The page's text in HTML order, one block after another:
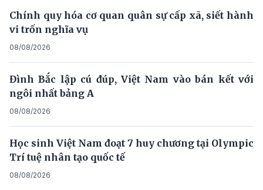
Chính quy hóa cơ quan quân sự cấp xã, siết hành
vi trốn nghĩa vụ
08/08/2026
Đình Bắc lập cú đúp, Việt Nam vào bán kết với
ngôi nhất bảng A
08/08/2026
Học sinh Việt Nam đoạt 7 huy chương tại Olympic
Trí tuệ nhân tạo quốc tế
08/08/2026